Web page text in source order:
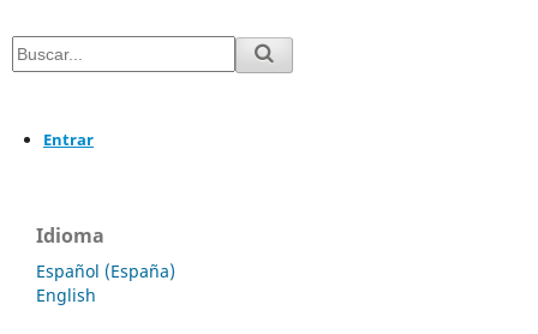
Entrar
Idioma
Español (España)
English